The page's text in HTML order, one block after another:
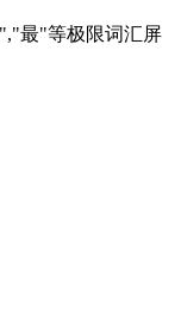
最"等极限词汇屏